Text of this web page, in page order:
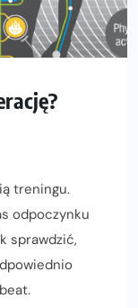
treningu.
odpoczynku
sprawdzić,